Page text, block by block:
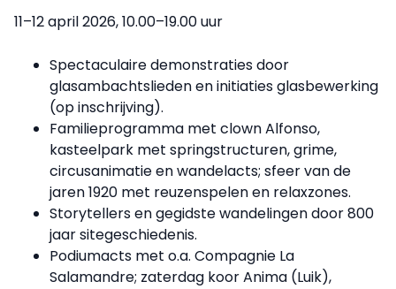
11–12 april 2026, 10.00–19.00 uur
Spectaculaire demonstraties door
glasambachtslieden en initiaties glasbewerking
(op inschrijving).
Familieprogramma met clown Alfonso,
kasteelpark met springstructuren, grime,
circusanimatie en wandelacts; sfeer van de
jaren 1920 met reuzenspelen en relaxzones.
Storytellers en gegidste wandelingen door 800
jaar sitegeschiedenis.
Podiumacts met o.a. Compagnie La
Salamandre; zaterdag koor Anima (Luik),